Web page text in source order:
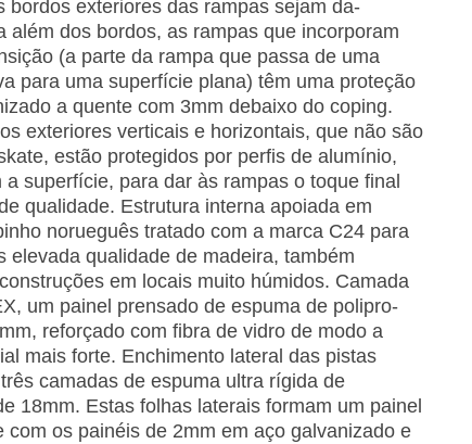
bordos exteriores das rampas sejam da­
além dos bordos, as rampas que incorporam
(a parte da rampa que passa de uma
para uma superfície plana) têm uma proteção
a quente com 3mm debaixo do coping.
exteriores verticais e horizontais, que não são
estão protegidos por perfis de alumínio,
a superfície, para dar às rampas o toque final
qualidade. Estrutura interna apoiada em
norueguês tratado com a marca C24 para
elevada qualidade de madeira, também
em locais muito húmidos. Camada
um painel prensado de espuma de polipro­
reforçado com fibra de vidro de modo a
mais forte. Enchimento lateral das pistas
camadas de espu­ma ultra rígida de
18mm. Estas folhas laterais for­mam um painel
com os painéis de 2mm em aço galvanizado e